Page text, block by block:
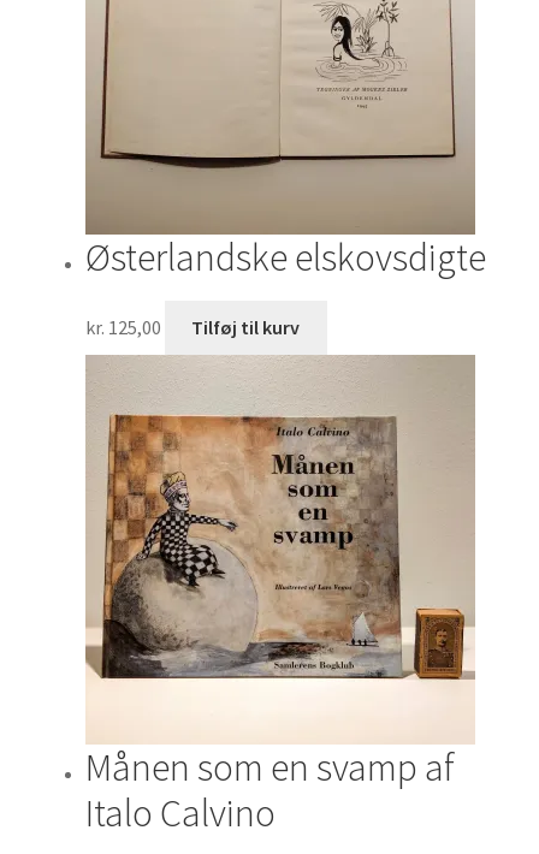
Østerlandske elskovsdigte
kr. 125,00 Tilføj til kurv
Månen som en svamp af
Italo Calvino